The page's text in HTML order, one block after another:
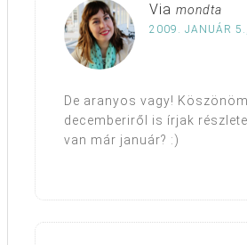
Via mondta
2009. JANUÁR
De aranyos vagy!
decemberiről is írjak
van már január? :)